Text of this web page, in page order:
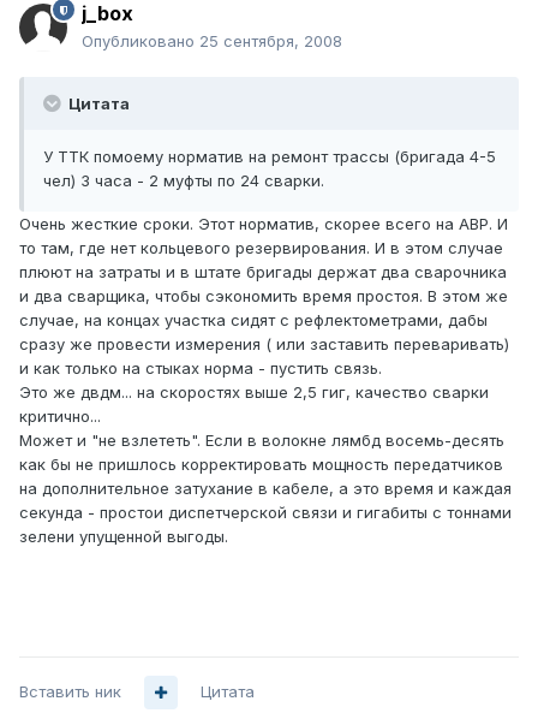
j_box
Опубликовано 25 сентября, 2008
Цитата
У ТТК помоему норматив на ремонт трассы (бригада 4-5
чел) 3 часа - 2 муфты по 24 сварки.
Очень жесткие сроки. Этот норматив, скорее всего на АВР. И
то там, где нет кольцевого резервирования. И в этом случае
плюют на затраты и в штате бригады держат два сварочника
и два сварщика, чтобы сэкономить время простоя. В этом же
случае, на концах участка сидят с рефлектометрами, дабы
сразу же провести измерения ( или заставить переваривать)
и как только на стыках норма - пустить связь.
Это же двдм... на скоростях выше 2,5 гиг, качество сварки
критично...
Может и "не взлететь". Если в волокне лямбд восемь-десять
как бы не пришлось корректировать мощность передатчиков
на дополнительное затухание в кабеле, а это время и каждая
секунда - простои диспетчерской связи и гигабиты с тоннами
зелени упущенной выгоды.
Вставить ник Цитата